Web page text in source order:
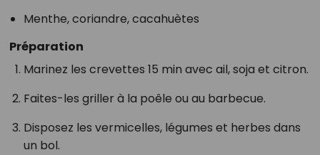
Menthe, coriandre, cacahuètes
Préparation
Marinez les crevettes 15 min avec ail, soja et citron.
Faites-les griller à la poêle ou au barbecue.
Disposez les vermicelles, légumes et herbes dans
un bol.